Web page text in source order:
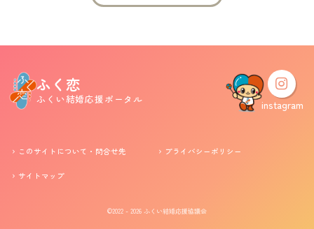
ふくい婚活サポートセンターについて
このサイトについて・問合せ先
プライバシーポリシー
ふく恋
ふくい結婚応援ポータル instagram
このサイトについて・問合せ先 プライバシーポリシー
サイトマップ
©2022 - 2026 ふくい結婚応援協議会